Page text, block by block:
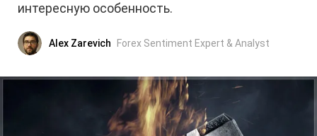
интересную особенность.
Alex Zarevich Forex Sentiment Expert & Analyst